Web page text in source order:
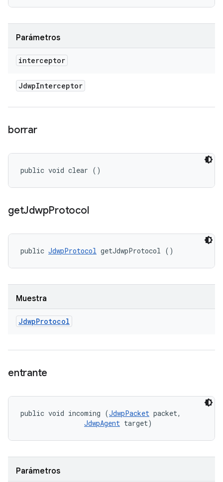
Parámetros
interceptor
JdwpInterceptor
borrar
public void clear ()
getJdwpProtocol
public JdwpProtocol getJdwpProtocol ()
Muestra
JdwpProtocol
entrante
public void incoming (JdwpPacket packet,
JdwpAgent target)
Parámetros